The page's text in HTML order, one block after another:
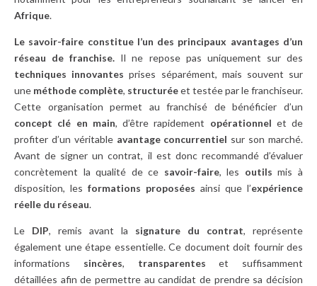
Afrique.
Le savoir-faire constitue l’un des principaux avantages d’un
réseau de franchise. Il ne repose pas uniquement sur des
techniques innovantes prises séparément, mais souvent sur
une méthode complète, structuréeet testée par le franchiseur.
Cette organisation permet au franchisé de bénéficier d’un
concept clé en main, d’être rapidement opérationnel et de
profiter d’un véritable avantage concurrentiel sur son marché.
Avant de signer un contrat, il est donc recommandé d’évaluer
concrètement la qualité de ce savoir-faire, les outils mis à
disposition, les formations proposées ainsi que l’expérience
réelle du réseau.
Le DIP, remis avant la signature du contrat, représente
également une étape essentielle. Ce document doit fournir des
informations sincères, transparentes et suffisamment
détaillées afin de permettre au candidat de prendre sa décision